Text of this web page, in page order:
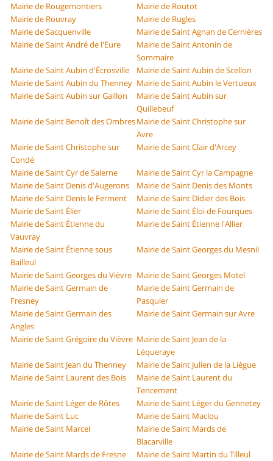
Mairie de Rougemontiers
Mairie de Routot
Mairie de Rouvray
Mairie de Rugles
Mairie de Sacquenville
Mairie de Saint Agnan de Cernières
Mairie de Saint André de l'Eure
Mairie de Saint Antonin de
Sommaire
Mairie de Saint Aubin d'Écrosville
Mairie de Saint Aubin de Scellon
Mairie de Saint Aubin du Thenney Mairie de Saint Aubin le Vertueux
Mairie de Saint Aubin sur Gaillon
Mairie de Saint Aubin sur
Quillebeuf
Mairie de Saint Benoît des OmbresMairie de Saint Christophe sur
Avre
Mairie de Saint Christophe sur
Condé
Mairie de Saint Clair d'Arcey
Mairie de Saint Cyr de Salerne
Mairie de Saint Cyr la Campagne
Mairie de Saint Denis d'Augerons
Mairie de Saint Denis des Monts
Mairie de Saint Denis le Ferment
Mairie de Saint Didier des Bois
Mairie de Saint Élier
Mairie de Saint Éloi de Fourques
Mairie de Saint Étienne du
Vauvray
Mairie de Saint Étienne l'Allier
Mairie de Saint Étienne sous
Bailleul
Mairie de Saint Georges du Mesnil
Mairie de Saint Georges du Vièvre Mairie de Saint Georges Motel
Mairie de Saint Germain de
Fresney
Mairie de Saint Germain de
Pasquier
Mairie de Saint Germain des
Angles
Mairie de Saint Germain sur Avre
Mairie de Saint Grégoire du Vièvre Mairie de Saint Jean de la
Léqueraye
Mairie de Saint Jean du Thenney
Mairie de Saint Julien de la Liègue
Mairie de Saint Laurent des Bois
Mairie de Saint Laurent du
Tencement
Mairie de Saint Léger de Rôtes
Mairie de Saint Léger du Gennetey
Mairie de Saint Luc
Mairie de Saint Maclou
Mairie de Saint Marcel
Mairie de Saint Mards de
Blacarville
Mairie de Saint Mards de Fresne
Mairie de Saint Martin du Tilleul